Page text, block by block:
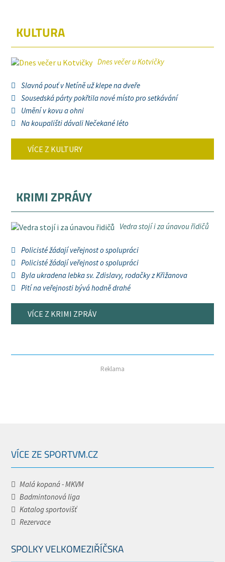
KULTURA
Dnes večer u Kotvičky
Slavná pouť v Netíně už klepe na dveře
Sousedská párty pokřtila nové místo pro setkávání
Umění v kovu a ohni
Na koupališti dávali Nečekané léto
VÍCE Z KULTURY
KRIMI ZPRÁVY
Vedra stojí i za únavou řidičů
Policisté žádají veřejnost o spolupráci
Policisté žádají veřejnost o spolupráci
Byla ukradena lebka sv. Zdislavy, rodačky z Křižanova
Pití na veřejnosti bývá hodně drahé
VÍCE Z KRIMI ZPRÁV
Reklama
VÍCE ZE SPORTVM.CZ
Malá kopaná - MKVM
Badmintonová liga
Katalog sportovišť
Rezervace
SPOLKY VELKOMEZIŘÍČSKA